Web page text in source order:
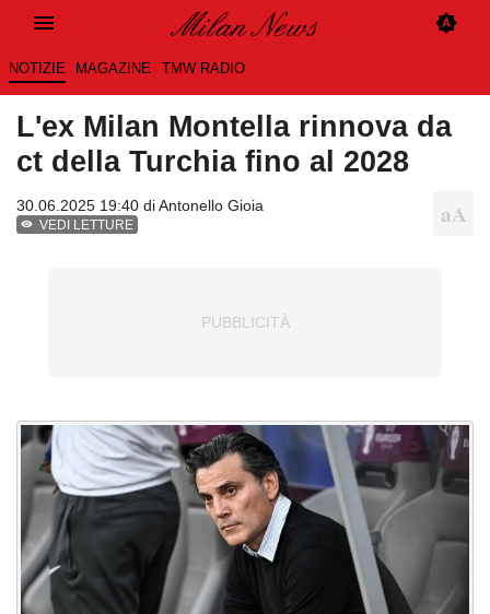
NOTIZIE MAGAZINE TMW RADIO
L'ex Milan Montella rinnova da
ct della Turchia fino al 2028
30.06.2025 19:40 diAntonello Gioia
VEDI LETTURE